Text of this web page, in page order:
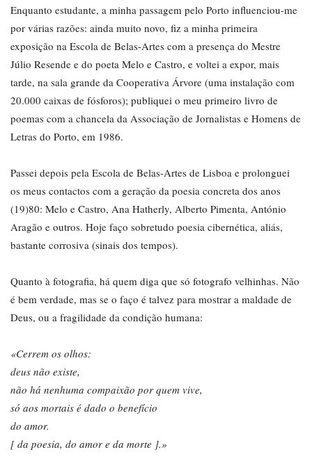
Enquanto estudante, a minha passagem pelo Porto influenciou-me
por várias razões: ainda muito novo, fiz a minha primeira
exposição na Escola de Belas-Artes com a presença do Mestre
Júlio Resende e do poeta Melo e Castro, e voltei a expor, mais
tarde, na sala grande da Cooperativa Árvore (uma instalação com
20.000 caixas de fósforos); publiquei o meu primeiro livro de
poemas com a chancela da Associação de Jornalistas e Homens de
Letras do Porto, em 1986.
Passei depois pela Escola de Belas-Artes de Lisboa e prolonguei
os meus contactos com a geração da poesia concreta dos anos
(19)80: Melo e Castro, Ana Hatherly, Alberto Pimenta, António
Aragão e outros. Hoje faço sobretudo poesia cibernética, aliás,
bastante corrosiva (sinais dos tempos).
Quanto à fotografia, há quem diga que só fotografo velhinhas. Não
é bem verdade, mas se o faço é talvez para mostrar a maldade de
Deus, ou a fragilidade da condição humana:
«Cerrem os olhos:
deus não existe,
não há nenhuma compaixão por quem vive,
só aos mortais é dado o benefício
do amor.
[ da poesia, do amor e da morte ].»